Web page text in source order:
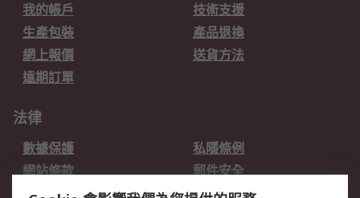
我的帳戶
技術支援
生產包裝
產品退換
網上報價
送貨方法
遠期訂單
法律
數據保護
私隱條例
網站條款
郵件安全
销售条款和条件